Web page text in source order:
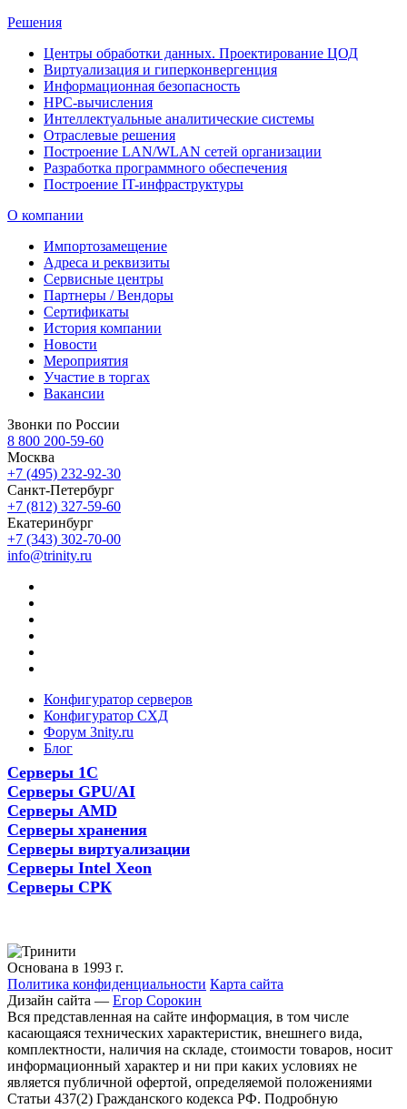
Решения
Центры обработки данных. Проектирование ЦОД
Виртуализация и гиперконвергенция
Информационная безопасность
HPC-вычисления
Интеллектуальные аналитические системы
Отраслевые решения
Построение LAN/WLAN сетей организации
Разработка программного обеспечения
Построение IT-инфраструктуры
О компании
Импортозамещение
Адреса и реквизиты
Сервисные центры
Партнеры / Вендоры
Сертификаты
История компании
Новости
Мероприятия
Участие в торгах
Вакансии
Звонки по России
8 800 200-59-60
Москва
+7 (495) 232-92-30
Санкт-Петербург
+7 (812) 327-59-60
Екатеринбург
+7 (343) 302-70-00
info@trinity.ru
Конфигуратор серверов
Конфигуратор СХД
Форум 3nity.ru
Блог
Серверы 1С
Серверы GPU/AI
Серверы AMD
Серверы хранения
Серверы виртуализации
Серверы Intel Xeon
Серверы СРК
Основана в 1993 г.
Политика конфиденциальности Карта сайта
Дизайн сайта — Егор Сорокин
Вся представленная на сайте информация, в том числе
касающаяся технических характеристик, внешнего вида,
комплектности, наличия на складе, стоимости товаров, носит
информационный характер и ни при каких условиях не
является публичной офертой, определяемой положениями
Статьи 437(2) Гражданского кодекса РФ. Подробную